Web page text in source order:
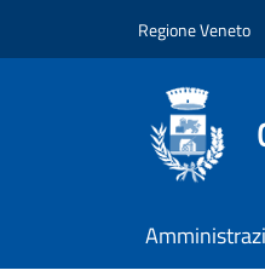
Regione Veneto